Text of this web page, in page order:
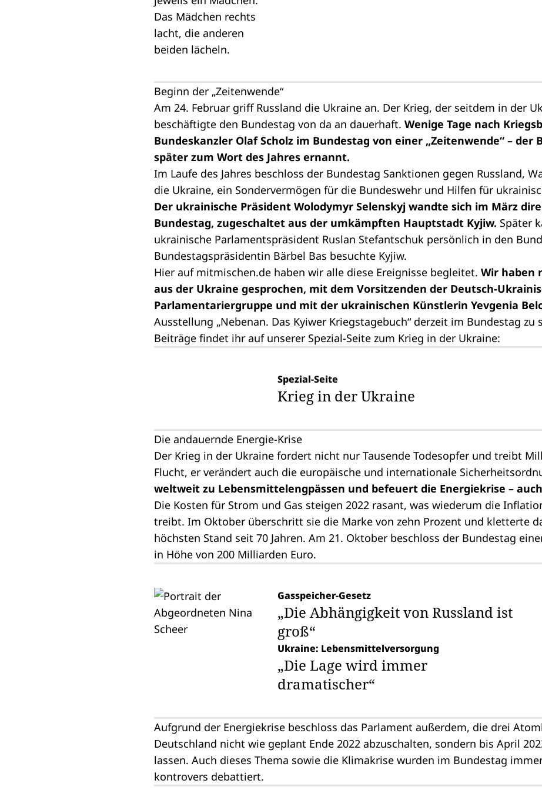
Beginn der „Zeitenwende“
Am 24. Februar griff Russland die Ukraine an. Der Krieg, der seitdem in der
beschäftigte den Bundestag von da an dauerhaft. Wenige Tage nach
Bundeskanzler Olaf Scholz im Bundestag von einer „Zeitenwende“ – der
später zum Wort des Jahres ernannt.
Im Laufe des Jahres beschloss der Bundestag Sanktionen gegen Russland,
die Ukraine, ein Sondervermögen für die Bundeswehr und Hilfen für
Der ukrainische Präsident Wolodymyr Selenskyj wandte sich im März
Bundestag, zugeschaltet aus der umkämpften Hauptstadt Kyjiw. Später
ukrainische Parlamentspräsident Ruslan Stefantschuk persönlich in den
Bundestagspräsidentin Bärbel Bas besuchte Kyjiw.
Hier auf mitmischen.de haben wir alle diese Ereignisse begleitet. Wir haben
aus der Ukraine gesprochen, mit dem Vorsitzenden der Deutsch-
Parlamentariergruppe und mit der ukrainischen Künstlerin Yevgenia
Ausstellung „Nebenan. Das Kyiwer Kriegstagebuch“ derzeit im Bundestag zu
Beiträge findet ihr auf unserer Spezial-Seite zum Krieg in der Ukraine:
Spezial-Seite
Krieg in der Ukraine
Die andauernde Energie-Krise
Der Krieg in der Ukraine fordert nicht nur Tausende Todesopfer und treibt
Flucht, er verändert auch die europäische und internationale
weltweit zu Lebensmittelengpässen und befeuert die Energiekrise –
Die Kosten für Strom und Gas steigen 2022 rasant, was wiederum die
treibt. Im Oktober überschritt sie die Marke von zehn Prozent und kletterte
höchsten Stand seit 70 Jahren. Am 21. Oktober beschloss der Bundestag
in Höhe von 200 Milliarden Euro.
Gasspeicher-Gesetz
„Die Abhängigkeit von Russland ist
groß“
Ukraine: Lebensmittelversorgung
„Die Lage wird immer
dramatischer“
Aufgrund der Energiekrise beschloss das Parlament außerdem, die drei
Deutschland nicht wie geplant Ende 2022 abzuschalten, sondern bis April
lassen. Auch dieses Thema sowie die Klimakrise wurden im Bundestag
kontrovers debattiert.